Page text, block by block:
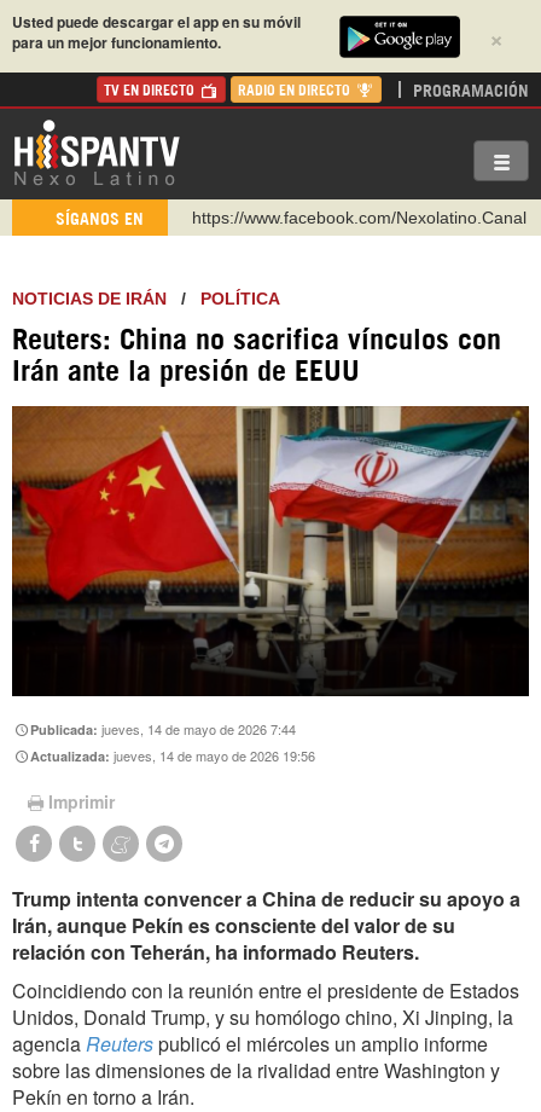
×
Usted puede descargar el app en su móvil
para un mejor funcionamiento.
TV EN DIRECTO RADIO EN DIRECTO PROGRAMACIÓN
SÍGANOS EN
https://www.facebook.com/Nexolatino.Canal
http://twitter.com/nexo_latino
https://t.me/hispantvcanal
https://urmedium.com/c/hispantv
Instagram como: hispan_tv
NOTICIAS DE IRÁN / POLÍTICA
Reuters: China no sacrifica vínculos con
Irán ante la presión de EEUU
Publicada:jueves, 14 de mayo de 2026 7:44
Actualizada:jueves, 14 de mayo de 2026 19:56
Imprimir
Trump intenta convencer a China de reducir su apoyo a
Irán, aunque Pekín es consciente del valor de su
relación con Teherán, ha informado Reuters.
Coincidiendo con la reunión entre el presidente de Estados
Unidos, Donald Trump, y su homólogo chino, Xi Jinping, la
agenciaReuterspublicó el miércoles un amplio informe
sobre las dimensiones de la rivalidad entre Washington y
Pekín en torno a Irán.